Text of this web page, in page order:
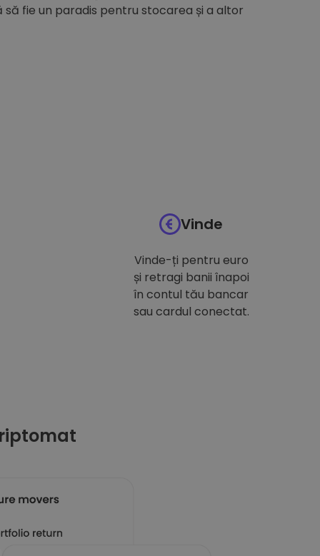
fie un paradis pentru stocarea și a altor
Vinde
Vinde-ți pentru euro
și retragi banii înapoi
în contul tău bancar
sau cardul conectat.